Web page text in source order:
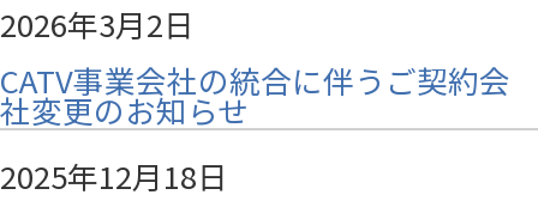
2026年3月2日
CATV事業会社の統合に伴うご契約会
社変更のお知らせ
2025年12月18日